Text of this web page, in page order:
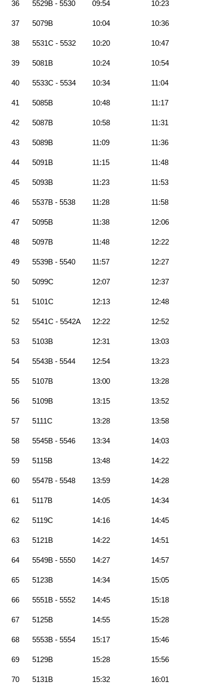
36 5529B - 5530 09:54 10:23
37 5079B 10:04 10:36
38 5531C - 5532 10:20 10:47
39 5081B 10:24 10:54
40 5533C - 5534 10:34 11:04
41 5085B 10:48 11:17
42 5087B 10:58 11:31
43 5089B 11:09 11:36
44 5091B 11:15 11:48
45 5093B 11:23 11:53
46 5537B - 5538 11:28 11:58
47 5095B 11:38 12:06
48 5097B 11:48 12:22
49 5539B - 5540 11:57 12:27
50 5099C 12:07 12:37
51 5101C 12:13 12:48
52 5541C - 5542A 12:22 12:52
53 5103B 12:31 13:03
54 5543B - 5544 12:54 13:23
55 5107B 13:00 13:28
56 5109B 13:15 13:52
57 5111C 13:28 13:58
58 5545B - 5546 13:34 14:03
59 5115B 13:48 14:22
60 5547B - 5548 13:59 14:28
61 5117B 14:05 14:34
62 5119C 14:16 14:45
63 5121B 14:22 14:51
64 5549B - 5550 14:27 14:57
65 5123B 14:34 15:05
66 5551B - 5552 14:45 15:18
67 5125B 14:55 15:28
68 5553B - 5554 15:17 15:46
69 5129B 15:28 15:56
70 5131B 15:32 16:01